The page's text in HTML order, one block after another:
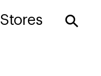
Stores ⚲